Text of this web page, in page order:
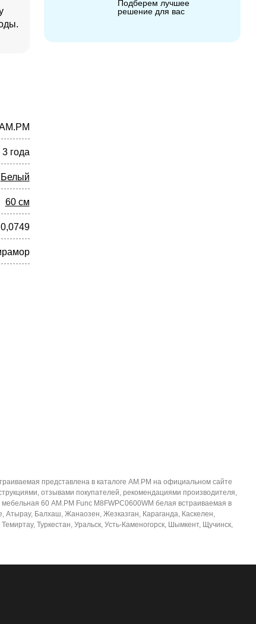
Подберем лучшее
решение для вас
3 года
Белый
60 см
0,0749
представлена в каталоге AM.PM на официальном сайте
отзывами покупателей, рекомендациями производителя,
60 AM.PM Func M8FWPC0600WM белая встраиваемая в
Атырау, Балхаш, Жанаозен, Жезказган, Караганда, Каскелен,
Туркестан, Уральск, Усть-Каменогорск, Шымкент, Щучинск,